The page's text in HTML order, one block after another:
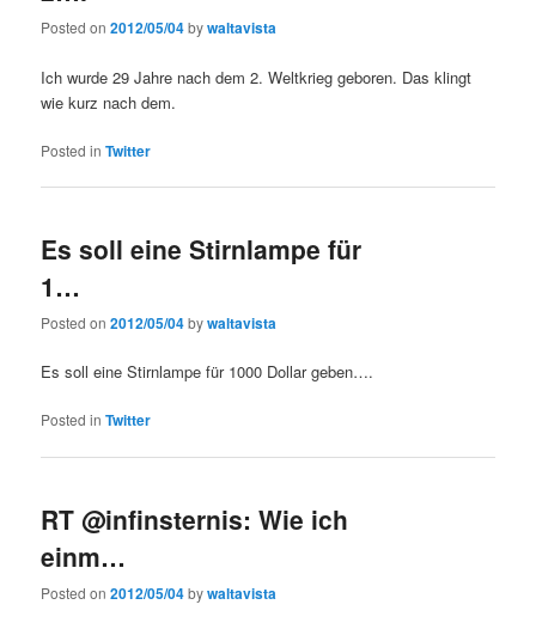
Posted on2012/05/04bywaltavista
Ich wurde 29 Jahre nach dem 2. Weltkrieg geboren. Das klingt
wie kurz nach dem.
Posted in Twitter
Es soll eine Stirnlampe für
1…
Posted on2012/05/04bywaltavista
Es soll eine Stirnlampe für 1000 Dollar geben….
Posted in Twitter
RT @infinsternis: Wie ich
einm…
Posted on2012/05/04bywaltavista